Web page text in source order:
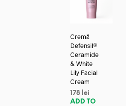
Cremă
Defensil®
Ceramide
& White
Lily Facial
Cream
178 lei
ADD TO